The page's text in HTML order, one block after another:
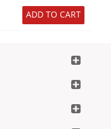
ADD TO CART